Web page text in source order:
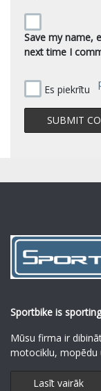
Save my name,
next time I
Es piekrītu
Sportbike is
Mūsu firma ir
motociklu, mopēdu
Lasīt vairāk